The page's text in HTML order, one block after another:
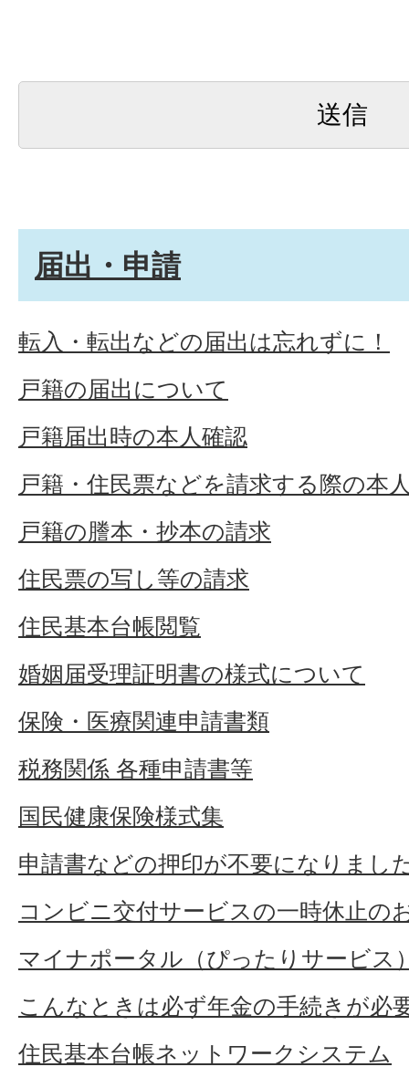
届出・申請
転入・転出などの届出は忘れずに！
戸籍の届出について
戸籍届出時の本人確認
戸籍・住民票などを請求する際の本
戸籍の謄本・抄本の請求
住民票の写し等の請求
住民基本台帳閲覧
婚姻届受理証明書の様式について
保険・医療関連申請書類
税務関係 各種申請書等
国民健康保険様式集
申請書などの押印が不要になりまし
コンビニ交付サービスの一時休止の
マイナポータル（ぴったりサービス
こんなときは必ず年金の手続きが必
住民基本台帳ネットワークシステム